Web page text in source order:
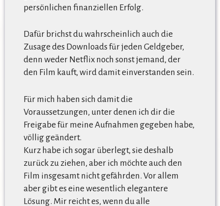
persönlichen finanziellen Erfolg.
Dafür brichst du wahrscheinlich auch die
Zusage des Downloads für jeden Geldgeber,
denn weder Netflix noch sonst jemand, der
den Film kauft, wird damit einverstanden sein.
Für mich haben sich damit die
Voraussetzungen, unter denen ich dir die
Freigabe für meine Aufnahmen gegeben habe,
völlig geändert.
Kurz habe ich sogar überlegt, sie deshalb
zurück zu ziehen, aber ich möchte auch den
Film insgesamt nicht gefährden. Vor allem
aber gibt es eine wesentlich elegantere
Lösung. Mir reicht es, wenn du alle